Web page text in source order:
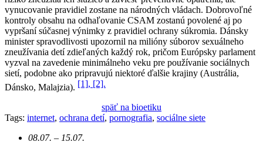
vynucovanie pravidiel zostane na národných vládach. Dobrovoľné
kontroly obsahu na odhaľovanie CSAM zostanú povolené aj po
vypršaní súčasnej výnimky z pravidiel ochrany súkromia. Dánsky
minister spravodlivosti upozornil na milióny súborov sexuálneho
zneužívania detí zdieľaných každý rok, pričom Európsky parlament
vyzval na zavedenie minimálneho veku pre používanie sociálnych
sietí, podobne ako pripravujú niektoré ďalšie krajiny (Austrália,
Dánsko, Malajzia). [1], [2].
späť na bioetiku
Tags: internet, ochrana detí, pornografia, sociálne siete
08.07. – 15.07.